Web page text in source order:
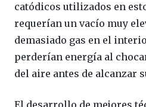
catódicos utilizados en
requerían un vacío muy
demasiado gas en el
perderían energía al
del aire antes de alcanzar